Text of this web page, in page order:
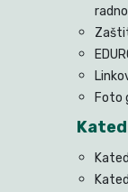
Foto